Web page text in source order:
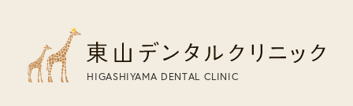
HIGASHIYAMA DENTAL CLINIC